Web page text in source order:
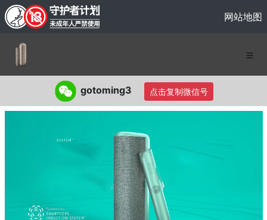
网站地图
gotoming3 点击复制微信号